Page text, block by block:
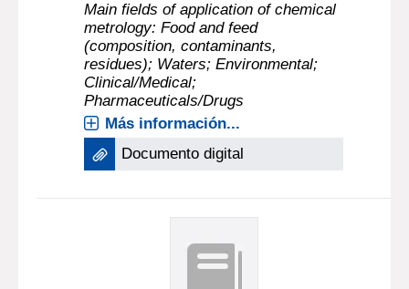
Main fields of application of chemical
metrology: Food and feed
(composition, contaminants,
residues); Waters; Environmental;
Clinical/Medical;
Pharmaceuticals/Drugs
Más información...
Documento digital